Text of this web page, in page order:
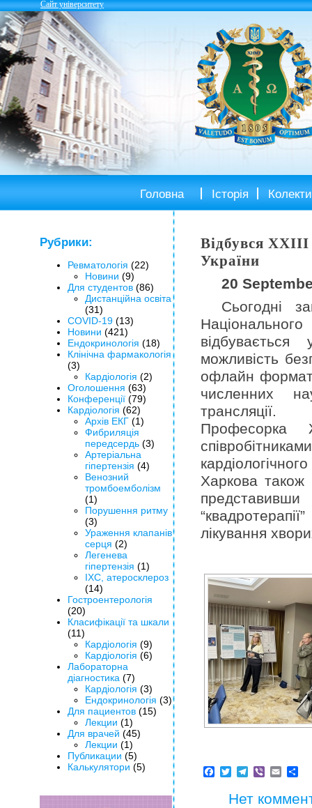
Сайт університету
Головна Історія
Рубрики:
Ревматологія (22)
Новини (9)
Для студентов (86)
Дистанційна освіта
(31)
COVID-19 (13)
Новини (421)
Ендокринологія (18)
Клінічна фармакологія
(3)
Кардіологія (2)
Оголошення (63)
Конференції (79)
Кардіологія (62)
Архів ЕКГ (1)
Фибриляція
передсердь (3)
Артеріальна
гіпертензія (4)
Венозний
тромбоемболізм
(1)
Порушення ритму
(3)
Ураження клапанів
серця (2)
Легенева
гіпертензія (1)
ІХС, атеросклероз
(14)
Гостроентерологія
(20)
Класифікації та шкали
(11)
Кардіологія (9)
Кардіологія (6)
Лабораторна
діагностика (7)
Кардіологія (3)
Ендокринологія (3)
Для пациентов (15)
Лекции (1)
Для врачей (45)
Лекции (1)
Публикации (5)
Калькулятори (5)
Відбувся
України
20
Сьогодні
можливість
офлайн
численних
трансляції.
Професорка
Харкова також
лікування
Facebook
TwitterTelegram
ViberEmail
Нет